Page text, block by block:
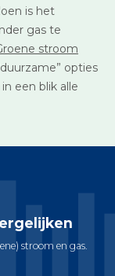
is het
gas te
stroom
opties
een blik alle
stroom en gas.